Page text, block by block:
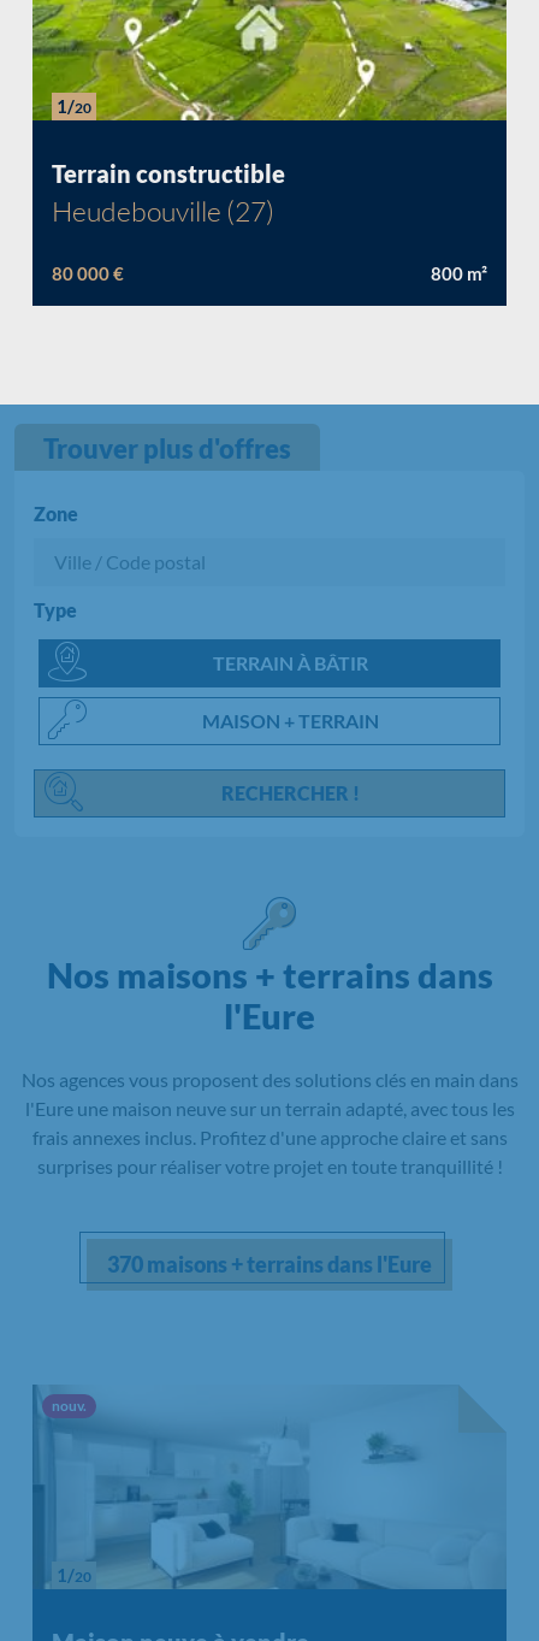
Chargement...
1/20
Terrain constructible
Heudebouville (27)
80 000 € 800 m²
Trouver plus d'offres
Chargement...
Zone
Type
TERRAIN À BÂTIR
MAISON + TERRAIN
RECHERCHER !
Nos maisons + terrains dans
l'Eure
Nos agences vous proposent des solutions clés en main dans
l'Eure une maison neuve sur un terrain adapté, avec tous les
frais annexes inclus. Profitez d'une approche claire et sans
surprises pour réaliser votre projet en toute tranquillité !
370 maisons + terrains dans l'Eure
Chargement...
1/20
nouv.Nouvelle offre